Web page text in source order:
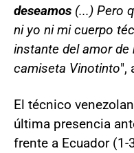
deseamos (...) Pero
ni yo ni mi cuerpo
instante del amor
camiseta Vinotinto",
El técnico
última presencia
frente a Ecuador